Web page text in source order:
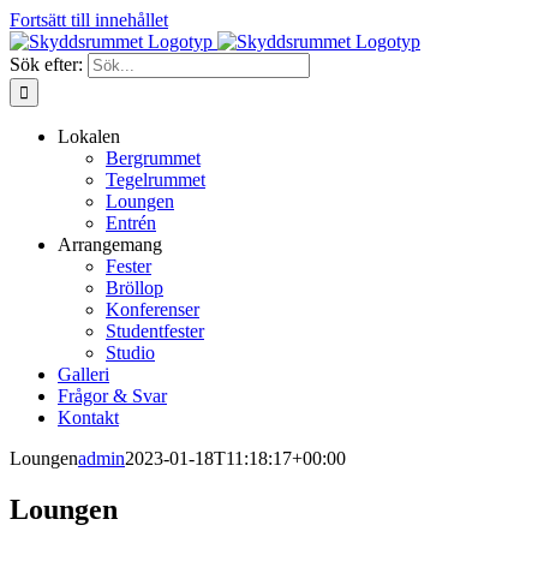
Fortsätt till innehållet
Sök efter:
Lokalen
Bergrummet
Tegelrummet
Loungen
Entrén
Arrangemang
Fester
Bröllop
Konferenser
Studentfester
Studio
Galleri
Frågor & Svar
Kontakt
Loungenadmin2023-01-18T11:18:17+00:00
Loungen